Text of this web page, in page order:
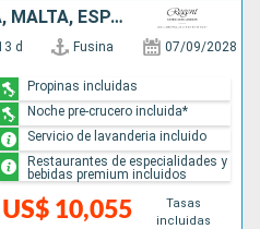
CROACIA, ITALIA, GRECIA, MALTA, ESPAÑA
d Fusina 07/09/2028
US$ 10,055
Tasas
incluidas
Propinas incluidas
Noche pre-crucero incluida*
Servicio de lavanderia incluido
Restaurantes de especialidades y
bebidas premium incluidos